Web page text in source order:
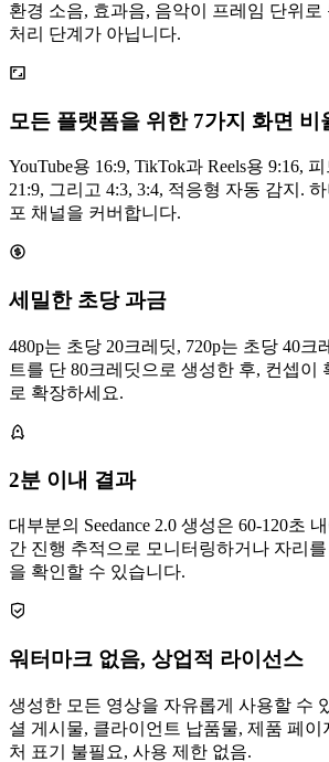
환경 소음, 효과음, 음악이 프레임 단위
처리 단계가 아닙니다.
모든 플랫폼을 위한 7가지 화면 비
YouTube용 16:9, TikTok과 Reels용 9:16,
21:9, 그리고 4:3, 3:4, 적응형 자동 감지.
포 채널을 커버합니다.
세밀한 초당 과금
480p는 초당 20크레딧, 720p는 초당 40크
트를 단 80크레딧으로 생성한 후, 컨셉이
로 확장하세요.
2분 이내 결과
대부분의 Seedance 2.0 생성은 60-120초
간 진행 추적으로 모니터링하거나 자리
을 확인할 수 있습니다.
워터마크 없음, 상업적 라이선스
생성한 모든 영상을 자유롭게 사용할
셜 게시물, 클라이언트 납품물, 제품 페이
처 표기 불필요, 사용 제한 없음.